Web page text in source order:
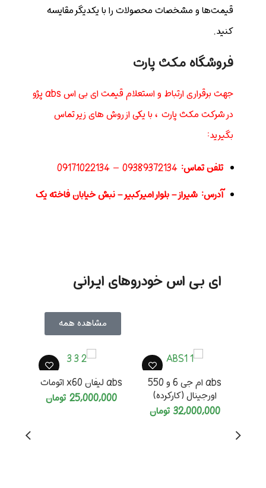
قیمت‌ها و مشخصات محصولات را با یکدیگر مقایسه
کنید.
فروشگاه مکث پارت
جهت برقراری ارتباط و استعلام قیمت ای بی اس abs پژو
درشرکت مکث پارت ، با یکی از روش های زیر تماس
بگیرید:
تلفن تماس: 09389372134
–
09171022134
آدرس: شیراز – بلوار امیر کبیر – نبش خیابان فاخته یک
ای بی اس خودروهای ایرانی
مشاهده همه
abs ام جی 6 و 550
اورجینال (کارکرده)
32,000,000 تومان
abs لیفان x60 اتومات
25,000,000 تومان